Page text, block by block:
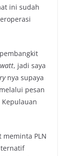
ini sudah
, jadi saya
nya supaya
pesan
meminta PLN